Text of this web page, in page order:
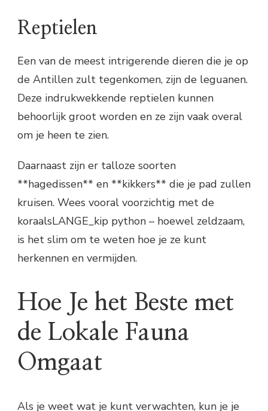
Reptielen
Een van de meest intrigerende dieren die je op
de Antillen zult tegenkomen, zijn de leguanen.
Deze indrukwekkende reptielen kunnen
behoorlijk groot worden en ze zijn vaak overal
om je heen te zien.
Daarnaast zijn er talloze soorten
**hagedissen** en **kikkers** die je pad zullen
kruisen. Wees vooral voorzichtig met de
koraalsLANGE_kip python – hoewel zeldzaam,
is het slim om te weten hoe je ze kunt
herkennen en vermijden.
Hoe Je het Beste met
de Lokale Fauna
Omgaat
Als je weet wat je kunt verwachten, kun je je